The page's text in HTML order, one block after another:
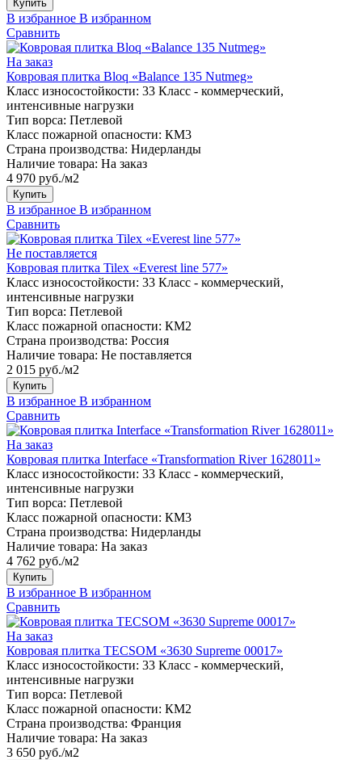
Купить
В избранное В избранном
Сравнить
На заказ
Ковровая плитка Bloq «Balance 135 Nutmeg»
Класс износостойкости: 33 Класс - коммерческий,
интенсивные нагрузки
Тип ворса: Петлевой
Класс пожарной опасности: КМ3
Страна производства: Нидерланды
Наличие товара: На заказ
4 970 руб./м2
Купить
В избранное В избранном
Сравнить
Не поставляется
Ковровая плитка Tilex «Everest line 577»
Класс износостойкости: 33 Класс - коммерческий,
интенсивные нагрузки
Тип ворса: Петлевой
Класс пожарной опасности: КМ2
Страна производства: Россия
Наличие товара: Не поставляется
2 015 руб./м2
Купить
В избранное В избранном
Сравнить
На заказ
Ковровая плитка Interface «Transformation River 1628011»
Класс износостойкости: 33 Класс - коммерческий,
интенсивные нагрузки
Тип ворса: Петлевой
Класс пожарной опасности: КМ3
Страна производства: Нидерланды
Наличие товара: На заказ
4 762 руб./м2
Купить
В избранное В избранном
Сравнить
На заказ
Ковровая плитка TECSOM «3630 Supreme 00017»
Класс износостойкости: 33 Класс - коммерческий,
интенсивные нагрузки
Тип ворса: Петлевой
Класс пожарной опасности: КМ2
Страна производства: Франция
Наличие товара: На заказ
3 650 руб./м2